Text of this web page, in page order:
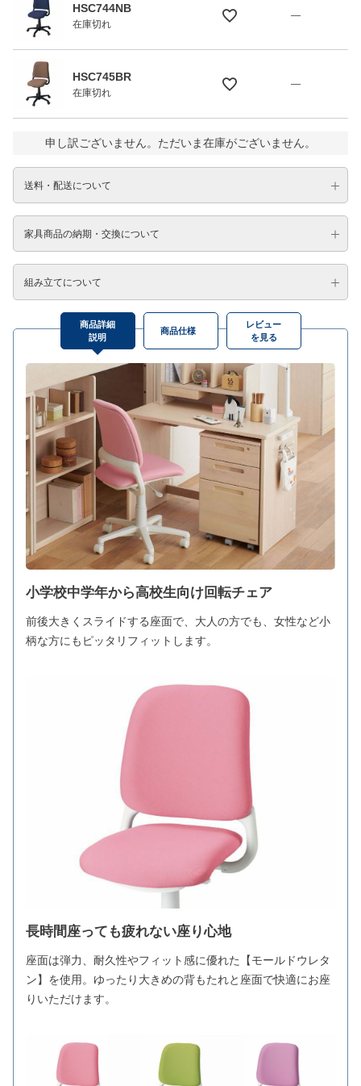
HSC744NB
在庫切れ
—
HSC745BR
在庫切れ
—
申し訳ございません。ただいま在庫がございません。
送料・配送について
家具商品の納期・交換について
組み立てについて
商品詳細
説明
小学校中学年から高校生向け回転チェア
前後大きくスライドする座面で、大人の方でも、女性など小
柄な方にもピッタリフィットします。
長時間座っても疲れない座り心地
座面は弾力、耐久性やフィット感に優れた【モールドウレタ
ン】を使用。ゆったり大きめの背もたれと座面で快適にお座
りいただけます。
商品仕様
レビュー
を見る